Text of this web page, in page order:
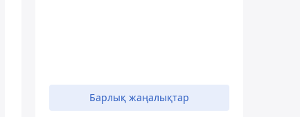
Барлық жаңалықтар